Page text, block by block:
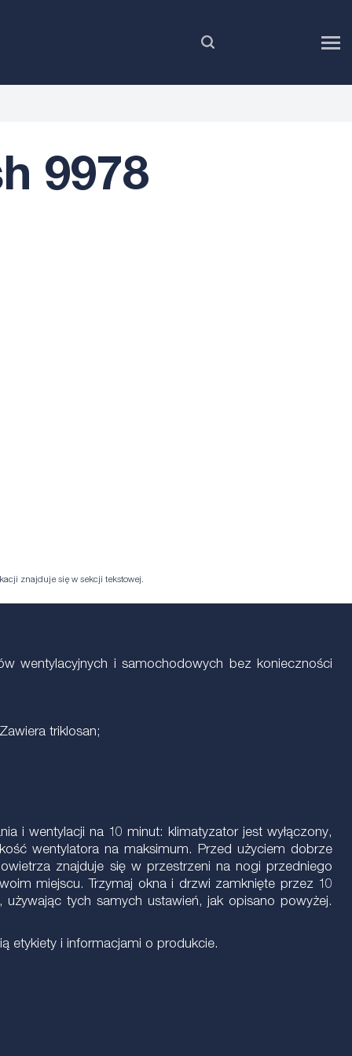
9978
znajduje się w sekcji tekstowej.
wentylacyjnych i samochodowych bez konieczności
triklosan;
i wentylacji na 10 minut: klimatyzator jest wyłączony,
wentylatora na maksimum. Przed użyciem dobrze
znajduje się w przestrzeni na nogi przedniego
miejscu. Trzymaj okna i drzwi zamknięte przez 10
tych samych ustawień, jak opisano powyżej.
etykiety i informacjami o produkcie.